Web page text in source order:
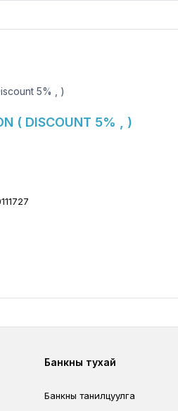
( DISCOUNT 5% , )
Footer
Банкны тухай
Банкны танилцуулга